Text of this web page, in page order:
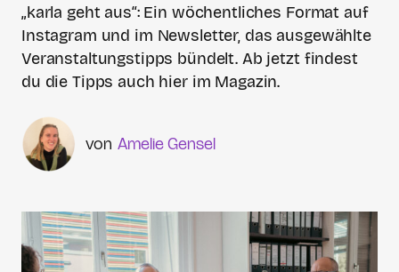
„karla geht aus“: Ein wöchentliches Format auf
Instagram und im Newsletter, das ausgewählte
Veranstaltungstipps bündelt. Ab jetzt findest
du die Tipps auch hier im Magazin.
Amelie Gensel